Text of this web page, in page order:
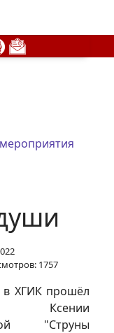
1757
в ХГИК прошёл
Ксении
"Струны